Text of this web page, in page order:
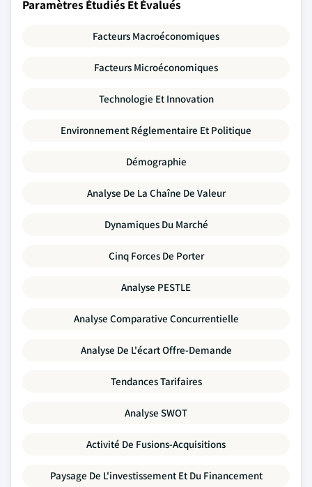
Paramètres Étudiés Et Évalués
Facteurs Macroéconomiques
Facteurs Microéconomiques
Technologie Et Innovation
Environnement Réglementaire Et Politique
Démographie
Analyse De La Chaîne De Valeur
Dynamiques Du Marché
Cinq Forces De Porter
Analyse PESTLE
Analyse Comparative Concurrentielle
Analyse De L'écart Offre-Demande
Tendances Tarifaires
Analyse SWOT
Activité De Fusions-Acquisitions
Paysage De L'investissement Et Du Financement